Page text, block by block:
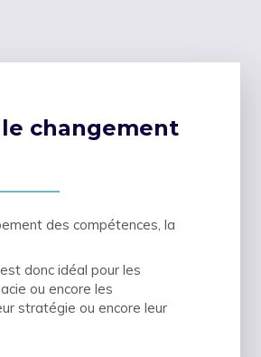
changement
des compétences, la
donc idéal pour les
ou encore les
stratégie ou encore leur